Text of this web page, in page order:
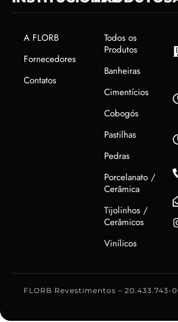
A FLORB
Fornecedores
Contatos
Todos os
Produtos
Banheiras
Cimentícios
Cobogós
Pastilhas
Pedras
Porcelanato /
Cerâmica
Tijolinhos /
Cerâmicos
Vinílicos
FLORB Revestimentos – 20.433.743-